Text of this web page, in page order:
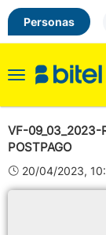
Personas
Toggle
VF-09_03_2023-
POSTPAGO
20/04/2023,